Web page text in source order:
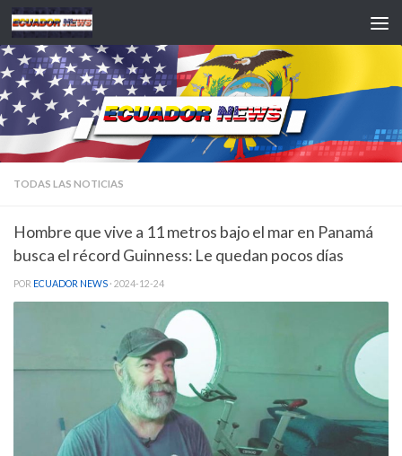
Saltar al contenido
TODAS LAS NOTICIAS
Hombre que vive a 11 metros bajo el mar en Panamá
busca el récord Guinness: Le quedan pocos días
POR ECUADOR NEWS · 2024-12-24